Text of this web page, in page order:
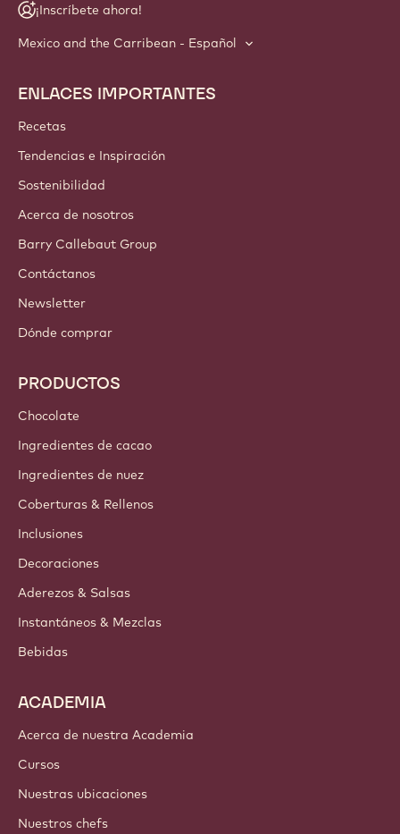
¡Inscríbete ahora!
Mexico and the Carribean - Español
Footer
Callebaut
ENLACES IMPORTANTES
Recetas
Tendencias e Inspiración
Sostenibilidad
Acerca de nosotros
Barry Callebaut Group
Contáctanos
Newsletter
Dónde comprar
PRODUCTOS
Chocolate
Ingredientes de cacao
Ingredientes de nuez
Coberturas & Rellenos
Inclusiones
Decoraciones
Aderezos & Salsas
Instantáneos & Mezclas
Bebidas
ACADEMIA
Acerca de nuestra Academia
Cursos
Nuestras ubicaciones
Nuestros chefs